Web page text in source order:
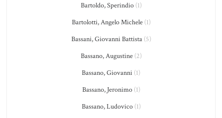
Bartoldo, Sperindio(1)
Bartolotti, Angelo Michele(1)
Bassani, Giovanni Battista(5)
Bassano, Augustine(2)
Bassano, Giovanni (1)
Bassano, Jeronimo(1)
Bassano, Ludovico(1)